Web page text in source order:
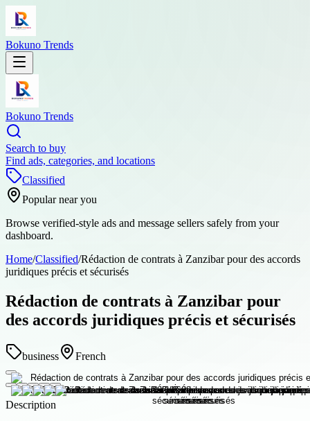
Bokuno Trends
Bokuno Trends
Search to buy
Find ads, categories, and locations
Classified
Popular near you
Browse verified-style ads and message sellers safely from your
dashboard.
Home/Classified/Rédaction de contrats à Zanzibar pour des accords
juridiques précis et sécurisés
Rédaction de contrats à Zanzibar pour
des accords juridiques précis et sécurisés
business French
Description